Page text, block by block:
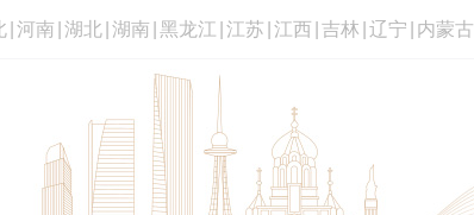
河南 湖北 湖南 黑龙江 江苏 江西 吉林 辽宁 内蒙古